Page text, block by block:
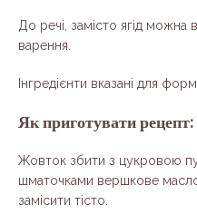
До речі, замісто ягід можна
варення.
Інгредієнти вказані для
Як приготувати рецепт:
Жовток збити з цукровою
шматочками вершкове
замісити тісто.